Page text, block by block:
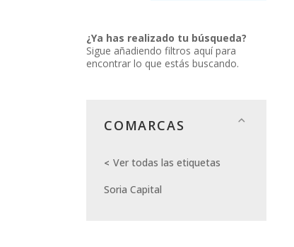
¿Ya has realizado tu búsqueda?
Sigue añadiendo filtros aquí para
encontrar lo que estás buscando.
COMARCAS
Ver todas las etiquetas
Soria Capital